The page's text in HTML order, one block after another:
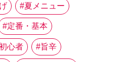
夏メニュー
定番・基本
心者 旨辛